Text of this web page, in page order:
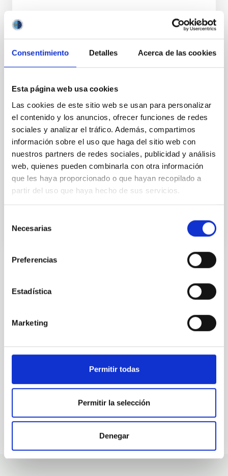
Consentimiento Detalles Acerca de las cookies
Esta página web usa cookies
Las cookies de este sitio web se usan para personalizar
el contenido y los anuncios, ofrecer funciones de redes
sociales y analizar el tráfico. Además, compartimos
información sobre el uso que haga del sitio web con
nuestros partners de redes sociales, publicidad y análisis
web, quienes pueden combinarla con otra información
que les haya proporcionado o que hayan recopilado a
partir del uso que haya hecho de sus servicios.
Necesarias
Preferencias
Estadística
Marketing
Permitir todas
Permitir la selección
Denegar
MANTENIMIENTO GENERAL
OBSERVATORIOS (ORM-LA PALMA) - FIJO
LABORAL -PS-2026-031
Se convoca proceso selectivo para el ingreso, como
personal laboral fijo, de un puesto de trabajo con la
categoría profesional de Técnico/a Mantenimiento
General, acogido a Convenio y que tendrá
At the IAC we're always
talent.